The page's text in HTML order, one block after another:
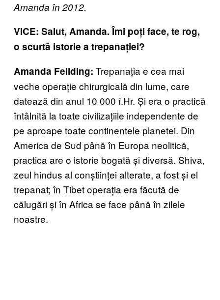
Amanda în 2012.
VICE: Salut, Amanda. Îmi poți face, te rog,
o scurtă istorie a trepanației?
Amanda Feilding: Trepanația e cea mai
veche operație chirurgicală din lume, care
datează din anul 10 000 î.Hr. Și era o practică
întâlnită la toate civilizațiile independente de
pe aproape toate continentele planetei. Din
America de Sud până în Europa neolitică,
practica are o istorie bogată și diversă. Shiva,
zeul hindus al conștiinței alterate, a fost și el
trepanat; în Tibet operația era făcută de
călugări și în Africa se face până în zilele
noastre.